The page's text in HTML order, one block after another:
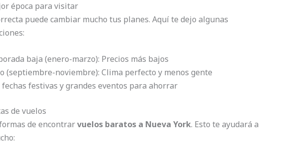
época para visitar
puede cambiar mucho tus planes. Aquí te dejo algunas
baja (enero-marzo): Precios más bajos
(septiembre-noviembre): Clima perfecto y menos gente
fechas festivas y grandes eventos para ahorrar
de vuelos
de encontrarvuelos baratos a Nueva York. Esto te ayudará a